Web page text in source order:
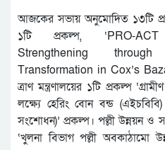
আজকের সভায় অনুমোদিত ১৩টি
১টি প্রকল্প, ‘PRO-ACT
Strengthening
Transformation in Cox’s
ত্রাণ মন্ত্রণালয়ের ১টি প্রকল্প
লক্ষ্যে হেরিং বোন বন্ড
সংশোধন)’ প্রকল্প। পল্লী উন্নয়ন ও
‘খুলনা বিভাগ পল্লী অবকাঠামো